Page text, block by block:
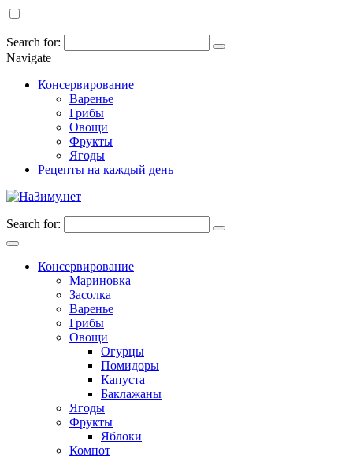
Search for:
Navigate
Консервирование
Варенье
Грибы
Овощи
Фрукты
Ягоды
Рецепты на каждый день
Search for:
Консервирование
Мариновка
Засолка
Варенье
Грибы
Овощи
Огурцы
Помидоры
Капуста
Баклажаны
Ягоды
Фрукты
Яблоки
Компот